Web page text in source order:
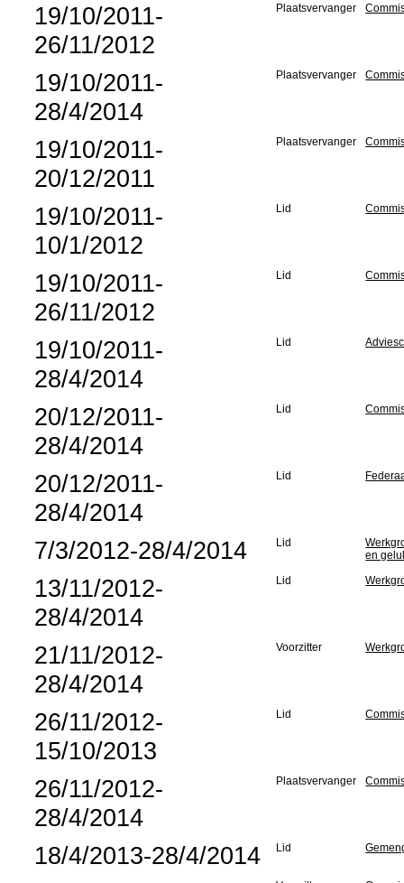
19/10/2011-
26/11/2012
Plaatsvervanger
19/10/2011-
28/4/2014
Plaatsvervanger
19/10/2011-
20/12/2011
Plaatsvervanger
19/10/2011-
10/1/2012
Lid
19/10/2011-
26/11/2012
Lid
19/10/2011-
28/4/2014
Lid
20/12/2011-
28/4/2014
Lid
20/12/2011-
28/4/2014
Lid
7/3/2012-28/4/2014 Lid
en
13/11/2012-
28/4/2014
Lid
21/11/2012-
28/4/2014
Voorzitter
26/11/2012-
15/10/2013
Lid
26/11/2012-
28/4/2014
Plaatsvervanger
18/4/2013-28/4/2014 Lid